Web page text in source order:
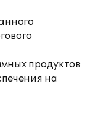
продуктов
на